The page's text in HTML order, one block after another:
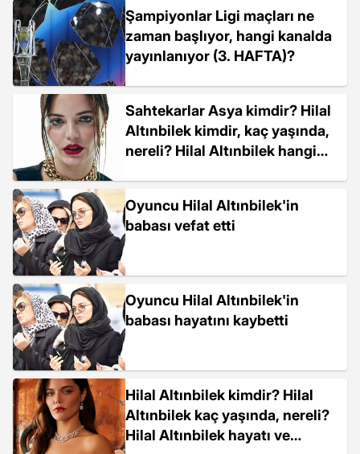
Şampiyonlar Ligi maçları ne
zaman başlıyor, hangi kanalda
yayınlanıyor (3. HAFTA)?
Sahtekarlar Asya kimdir? Hilal
Altınbilek kimdir, kaç yaşında,
nereli? Hilal Altınbilek hangi
Oyuncu Hilal Altınbilek'in
babası vefat etti
Oyuncu Hilal Altınbilek'in
babası hayatını kaybetti
Hilal Altınbilek kimdir? Hilal
Altınbilek kaç yaşında, nereli?
Hilal Altınbilek hayatı ve